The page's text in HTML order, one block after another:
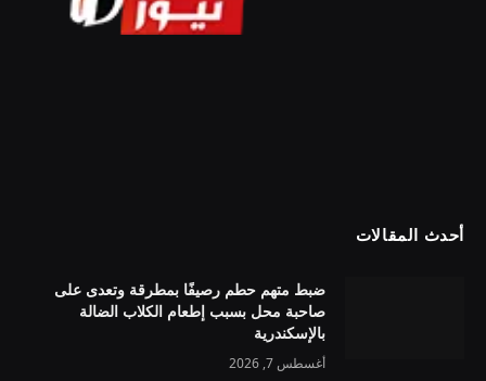
أحدث المقالات
ضبط متهم حطم رصيفًا بمطرقة وتعدى على
صاحبة محل بسبب إطعام الكلاب الضالة
بالإسكندرية
أغسطس 7, 2026